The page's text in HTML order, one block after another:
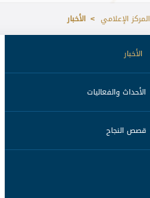
المركز الإعلامي الأخبار
قصص النجاح